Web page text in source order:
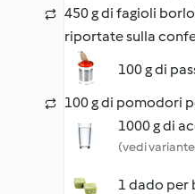
450 g di fagioli
riportate sulla
100 g di
100 g di pomodori
1000 g di
(vedi
1 dado per